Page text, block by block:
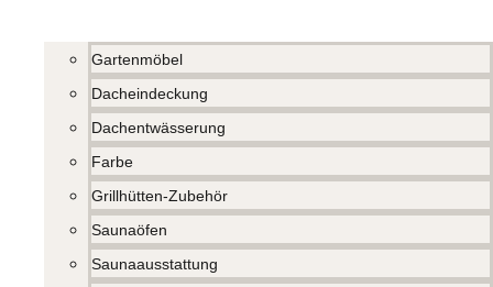
Gartenmöbel
Dacheindeckung
Dachentwässerung
Farbe
Grillhütten-Zubehör
Saunaöfen
Saunaausstattung